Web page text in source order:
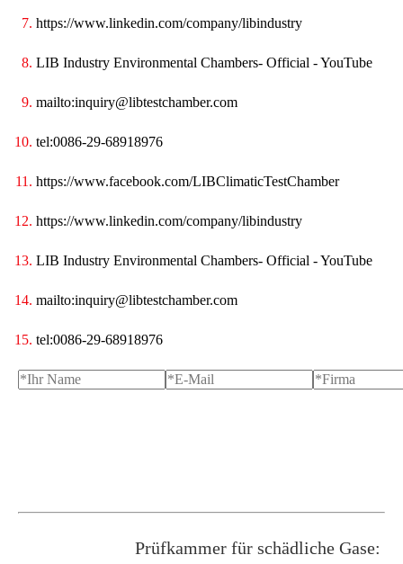
https://www.linkedin.com/company/libindustry
LIB Industry Environmental Chambers- Official - YouTube
mailto:inquiry@libtestchamber.com
tel:0086-29-68918976
https://www.facebook.com/LIBClimaticTestChamber
https://www.linkedin.com/company/libindustry
LIB Industry Environmental Chambers- Official - YouTube
mailto:inquiry@libtestchamber.com
tel:0086-29-68918976
Prüfkammer für schädliche Gase: